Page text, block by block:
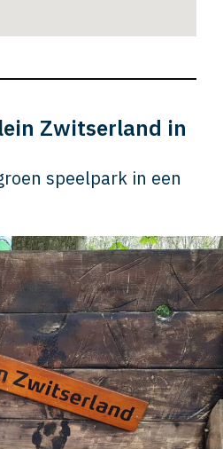
Zwitserland in
speelpark in een